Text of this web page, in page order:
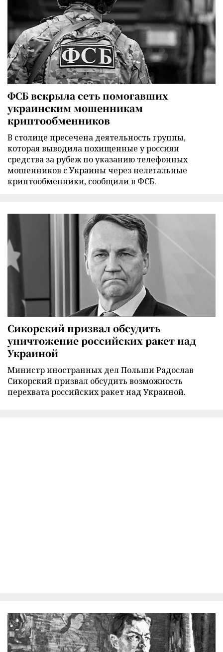
ФСБ вскрыла сеть помогавших
украинским мошенникам
криптообменников
В столице пресечена деятельность группы,
которая выводила похищенные у россиян
средства за рубеж по указанию телефонных
мошенников с Украины через нелегальные
криптообменники, сообщили в ФСБ.
Сикорский призвал обсудить
уничтожение российских ракет над
Украиной
Министр иностранных дел Польши Радослав
Сикорский призвал обсудить возможность
перехвата российских ракет над Украиной.